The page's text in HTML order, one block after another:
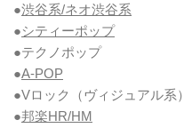
●渋谷系/ネオ渋谷系
●シティーポップ
●テクノポップ
●A-POP
●Vロック
（ヴィジュアル系）
●邦楽HR/HM